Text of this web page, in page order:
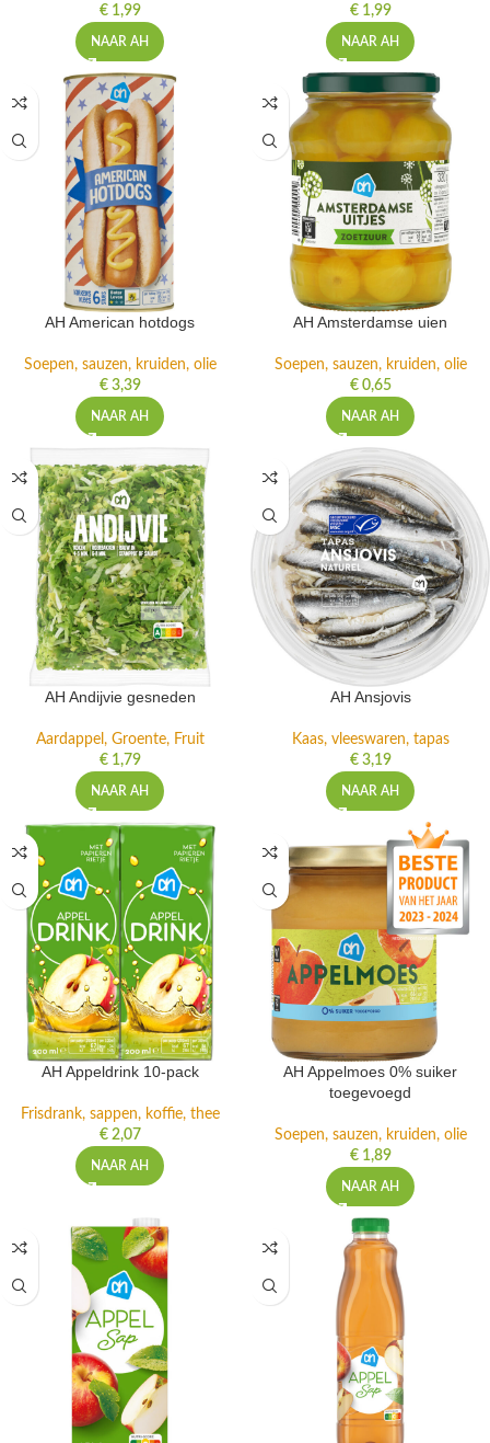
€1,99
NAAR AH
€1,99
NAAR AH
AH American hotdogs
Soepen, sauzen, kruiden, olie
€3,39
NAAR AH
AH Amsterdamse uien
Soepen, sauzen, kruiden, olie
€0,65
NAAR AH
AH Andijvie gesneden
Aardappel, Groente, Fruit
€1,79
NAAR AH
AH Ansjovis
Kaas, vleeswaren, tapas
€3,19
NAAR AH
AH Appeldrink 10-pack
Frisdrank, sappen, koffie, thee
€2,07
NAAR AH
AH Appelmoes 0% suiker
toegevoegd
Soepen, sauzen, kruiden, olie
€1,89
NAAR AH